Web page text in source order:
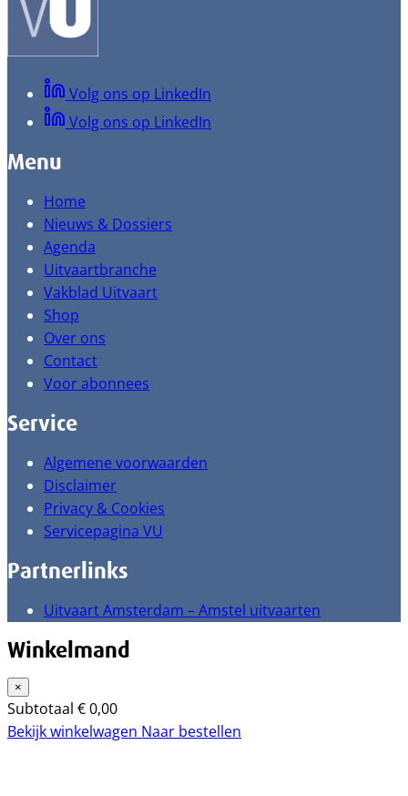
Volg ons op LinkedIn
Volg ons op LinkedIn
Menu
Home
Nieuws & Dossiers
Agenda
Uitvaartbranche
Vakblad Uitvaart
Shop
Over ons
Contact
Voor abonnees
Service
Algemene voorwaarden
Disclaimer
Privacy & Cookies
Servicepagina VU
Partnerlinks
Uitvaart Amsterdam – Amstel uitvaarten
Winkelmand
×
Subtotaal €0,00
Bekijk winkelwagen Naar bestellen